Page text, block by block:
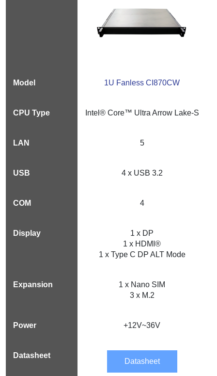
1U Fanless CI870CW
Intel® Core™ Ultra Arrow Lake-S
5
4 x USB 3.2
4
1 x DP
1 x HDMI®
1 x Type C DP ALT Mode
1 x Nano SIM
3 x M.2
+12V~36V
Datasheet